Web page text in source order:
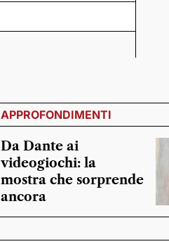
APPROFONDIMENTI
Da Dante ai
videogiochi: la
mostra che sorprende
ancora